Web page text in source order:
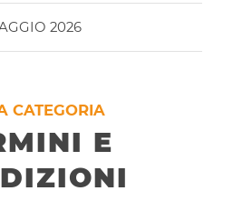
2026
CATEGORIA
E